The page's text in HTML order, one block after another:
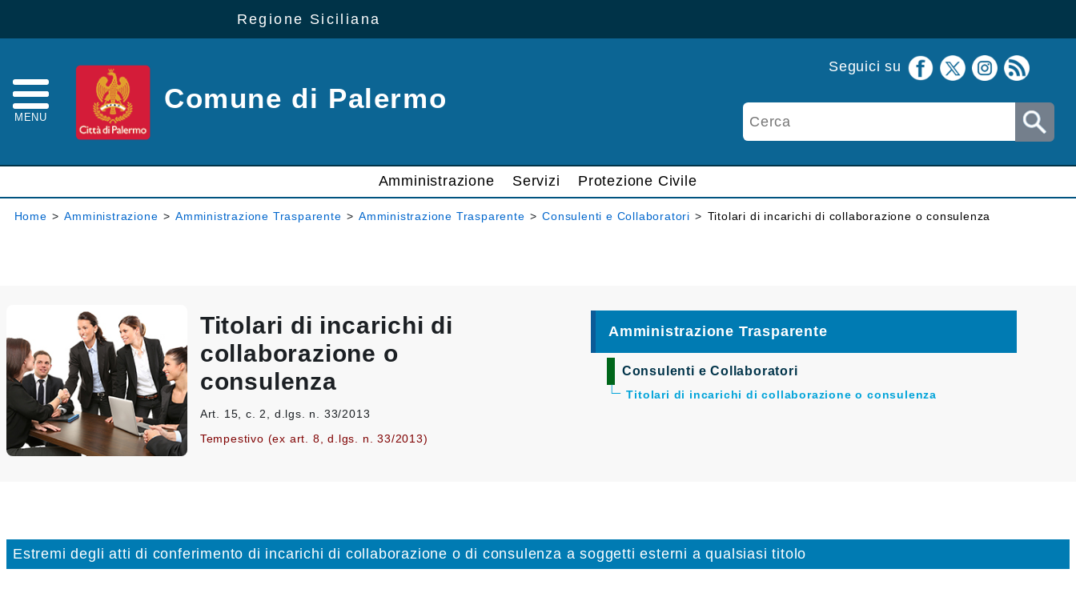
Regione Siciliana
MENU
Comune di Palermo
Seguici su
Amministrazione Servizi Protezione Civile
Home > Amministrazione > Amministrazione Trasparente > Amministrazione Trasparente > Consulenti e Collaboratori > Titolari di incarichi di collaborazione o consulenza
Titolari di incarichi di
collaborazione o
consulenza
Art. 15, c. 2, d.lgs. n. 33/2013
Tempestivo (ex art. 8, d.lgs. n. 33/2013)
Amministrazione Trasparente
Consulenti e Collaboratori
Titolari di incarichi di collaborazione o consulenza
Estremi degli atti di conferimento di incarichi di collaborazione o di consulenza a soggetti esterni a qualsiasi titolo